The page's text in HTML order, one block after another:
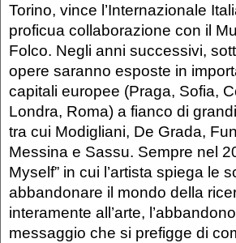
Torino, vince l’Internazionale
proficua collaborazione con il
Folco. Negli anni successivi,
opere saranno esposte in
capitali europee (Praga, Sofia,
Londra, Roma) a fianco di
tra cui Modigliani, De Grada,
Messina e Sassu. Sempre nel
Myself” in cui l’artista spiega le
abbandonare il mondo della
interamente all’arte,
messaggio che si prefigge di